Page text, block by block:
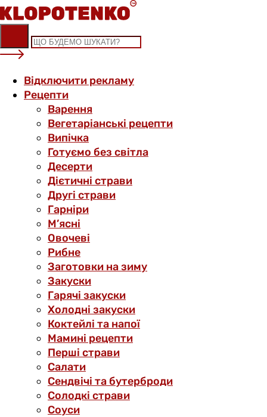
Skip
to
content
Відключити рекламу
Рецепти
Варення
Вегетаріанські рецепти
Випічка
Готуємо без світла
Десерти
Дієтичні страви
Другі страви
Гарніри
М’ясні
Овочеві
Рибне
Заготовки на зиму
Закуски
Гарячі закуски
Холодні закуски
Коктейлі та напої
Мамині рецепти
Перші страви
Салати
Сендвічі та бутерброди
Солодкі страви
Соуси